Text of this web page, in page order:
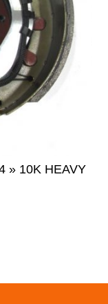
» 10K HEAVY